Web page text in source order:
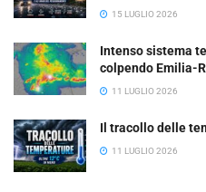
15 LUGLIO 2026
Intenso sistema
colpendo Emilia-
11 LUGLIO 2026
Il tracollo delle
11 LUGLIO 2026